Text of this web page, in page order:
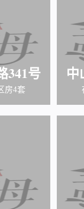
341号
房4套
中